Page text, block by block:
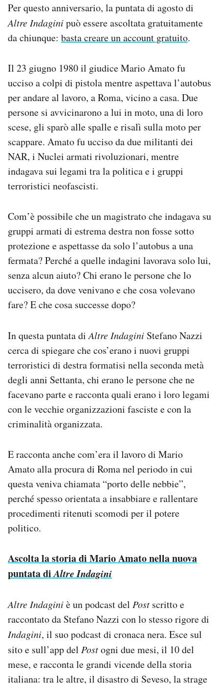
Area Personale
Newsletter
Notifiche mobile
Esci
Per questo anniversario, la puntata di agosto di
Altre Indaginipuò essere ascoltata gratuitamente
da chiunque: basta creare un account gratuito.
Il 23 giugno 1980 il giudice Mario Amato fu
ucciso a colpi di pistola mentre aspettava l’autobus
per andare al lavoro, a Roma, vicino a casa. Due
persone si avvicinarono a lui in moto, una di loro
scese, gli sparò alle spalle e risalì sulla moto per
scappare. Amato fu ucciso da due militanti dei
NAR, i Nuclei armati rivoluzionari, mentre
indagava sui legami tra la politica e i gruppi
terroristici neofascisti.
Com’è possibile che un magistrato che indagava su
gruppi armati di estrema destra non fosse sotto
protezione e aspettasse da solo l’autobus a una
fermata? Perché a quelle indagini lavorava solo lui,
senza alcun aiuto? Chi erano le persone che lo
uccisero, da dove venivano e che cosa volevano
fare? E che cosa successe dopo?
In questa puntata diAltre Indagini Stefano Nazzi
cerca di spiegare che cos’erano i nuovi gruppi
terroristici di destra formatisi nella seconda metà
degli anni Settanta, chi erano le persone che ne
facevano parte e racconta quali erano i loro legami
con le vecchie organizzazioni fasciste e con la
criminalità organizzata.
E racconta anche com’era il lavoro di Mario
Amato alla procura di Roma nel periodo in cui
questa veniva chiamata “porto delle nebbie”,
perché spesso orientata a insabbiare e rallentare
procedimenti ritenuti scomodi per il potere
politico.
Ascolta la storia di Mario Amato nella nuova
puntata diAltre Indagini
Altre Indaginiè un podcast del Post scritto e
raccontato da Stefano Nazzi con lo stesso rigore di
Indagini, il suo podcast di cronaca nera. Esce sul
sito e sull’app del Postogni due mesi, il 10 del
mese, e racconta le grandi vicende della storia
italiana: tra le altre, il disastro di Seveso, la strage